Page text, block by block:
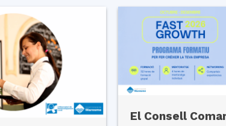
El Consell